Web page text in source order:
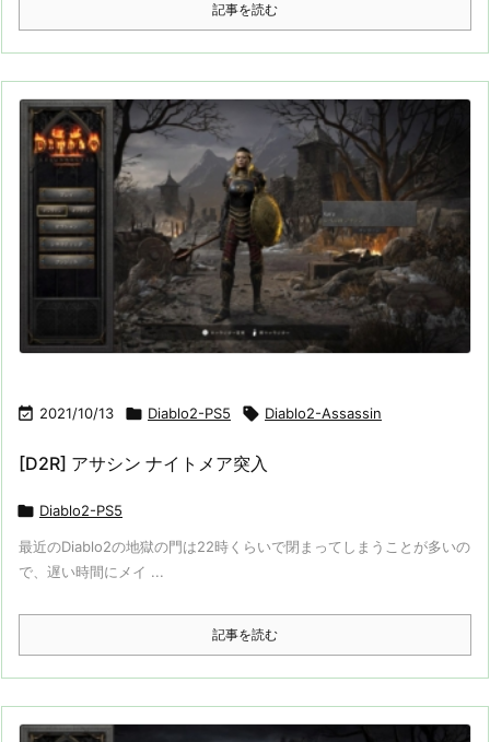
記事を読む
 2021/10/13  Diablo2-PS5  Diablo2-Assassin
[D2R] アサシン ナイトメア突入
 Diablo2-PS5
最近のDiablo2の地獄の門は22時くらいで閉まってしまうことが多いの
で、遅い時間にメイ ...
記事を読む